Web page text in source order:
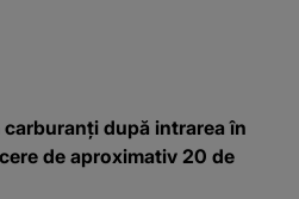
carburanți după intrarea în
de aproximativ 20 de